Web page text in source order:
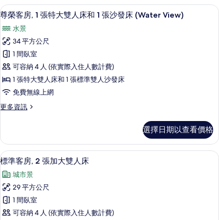
片
人
床
和
1
張
沙
發
床,
無
(Hearing)
的
所
有
相
片
房,
1
張
特
大
雙
人
床
和
張
發
障
礙
(Hearing)
的
詳
情
顯
示
尊
榮
客
房,
1
張
特
雙
人
床
和
1
張
沙
尊榮客房, 1 張特大雙人床和 1 張沙發
5
尊榮客房, 1 張特大雙人床和 1 張沙發床 (Water View)
水景
34 平方公尺
1 間臥室
可容納 4 人 (依實際入住人數計費)
1 張特大雙人床和 1 張標準雙人沙發床
免費無線上網
更多資訊
更
客
房,
1
特
大
雙
人
床
選擇日期以查看價格
顯
示
標
準
客
客房內保險箱、書桌、隔音、熨斗/熨
5
標準客房, 2 張加大雙人床
城市景
29 平方公尺
1 間臥室
可容納 4 人 (依實際入住人數計費)